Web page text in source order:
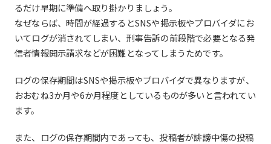
るだけ早期に準備へ取り掛かりましょう。
なぜならば、時間が経過するとSNSや掲示板やプロバイダにお
いてログが消されてしまい、刑事告訴の前段階で必要となる発
信者情報開示請求などが困難となってしまうためです。
ログの保存期間はSNSや掲示板やプロバイダで異なりますが、
おおむね3か月や6か月程度としているものが多いと言われてい
ます。
また、ログの保存期間内であっても、投稿者が誹謗中傷の投稿